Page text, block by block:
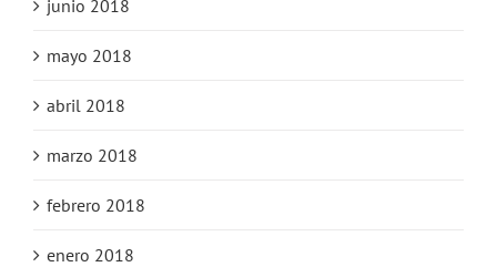
junio 2018
mayo 2018
abril 2018
marzo 2018
febrero 2018
enero 2018